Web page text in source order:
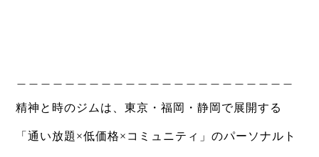
精神と時のジムは、東京・福岡・静岡で展開する
「通い放題×低価格×コミュニティ」のパーソナルト